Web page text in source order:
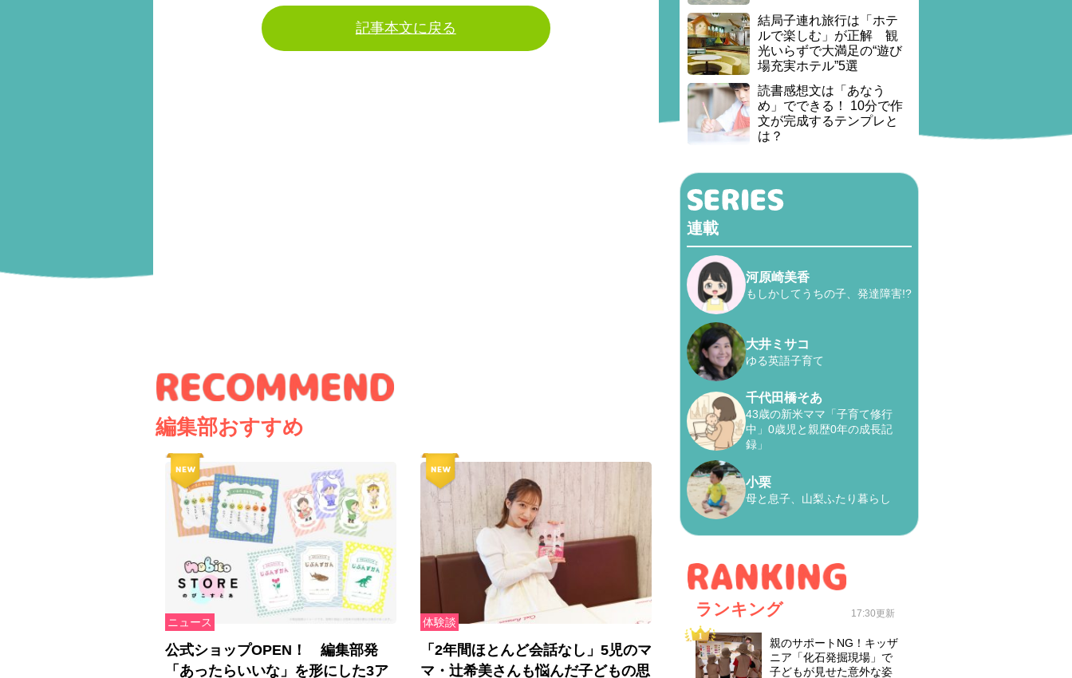
記事本文に戻る
編集部おすすめ
ニュース
公式ショップOPEN！ 編集部発
「あったらいいな」を形にした3ア
体験談
「2年間ほとんど会話なし」5児のマ
マ・辻希美さんも悩んだ子どもの思
結局子連れ旅行は「ホテ
ルで楽しむ」が正解 観
光いらずで大満足の“遊び
場充実ホテル”5選
読書感想文は「あなう
め」でできる！ 10分で作
文が完成するテンプレと
は？
連載
河原崎美香
もしかしてうちの子、発達障害!?
大井ミサコ
ゆる英語子育て
千代田橋そあ
43歳の新米ママ「子育て修行
中」0歳児と親歴0年の成長記
録」
小栗
母と息子、山梨ふたり暮らし
ランキング 17:30更新
親のサポートNG！キッザ
ニア「化石発掘現場」で
子どもが見せた意外な姿